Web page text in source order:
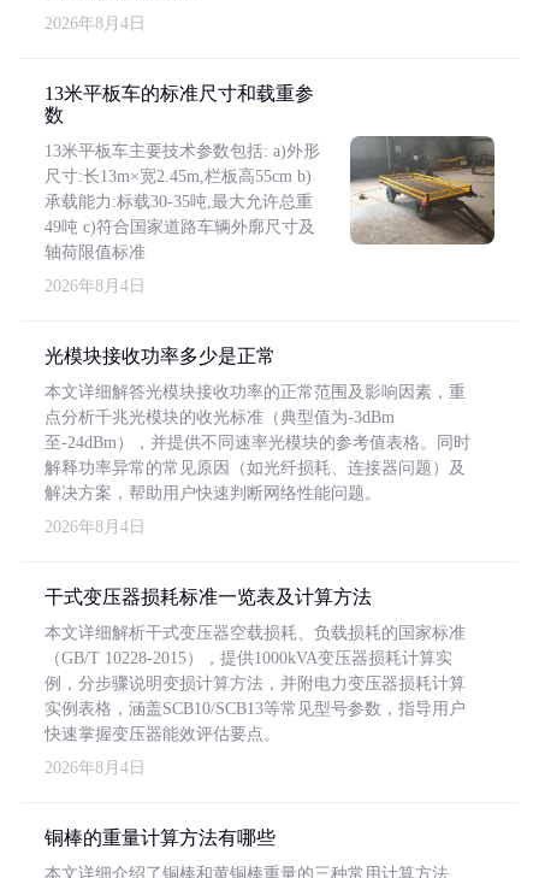
2026年8月4日
13米平板车的标准尺寸和载重参
数
13米平板车主要技术参数包括: a)外形
尺寸:长13m×宽2.45m,栏板高55cm b)
承载能力:标载30-35吨,最大允许总重
49吨 c)符合国家道路车辆外廓尺寸及
轴荷限值标准
2026年8月4日
光模块接收功率多少是正常
本文详细解答光模块接收功率的正常范围及影响因素，重
点分析千兆光模块的收光标准（典型值为-3dBm
至-24dBm），并提供不同速率光模块的参考值表格。同时
解释功率异常的常见原因（如光纤损耗、连接器问题）及
解决方案，帮助用户快速判断网络性能问题。
2026年8月4日
干式变压器损耗标准一览表及计算方法
本文详细解析干式变压器空载损耗、负载损耗的国家标准
（GB/T 10228-2015），提供1000kVA变压器损耗计算实
例，分步骤说明变损计算方法，并附电力变压器损耗计算
实例表格，涵盖SCB10/SCB13等常见型号参数，指导用户
快速掌握变压器能效评估要点。
2026年8月4日
铜棒的重量计算方法有哪些
本文详细介绍了铜棒和黄铜棒重量的三种常用计算方法